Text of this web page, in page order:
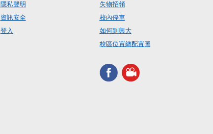
隱私聲明
資訊安全
登入
失物招領
校內停車
如何到興大
校區位置總配置圖